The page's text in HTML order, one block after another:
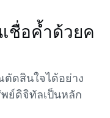
ชื่อค้ำด้วยค
ดสินใจได้อย่าง
ย์ดิจิทัลเป็นหลัก